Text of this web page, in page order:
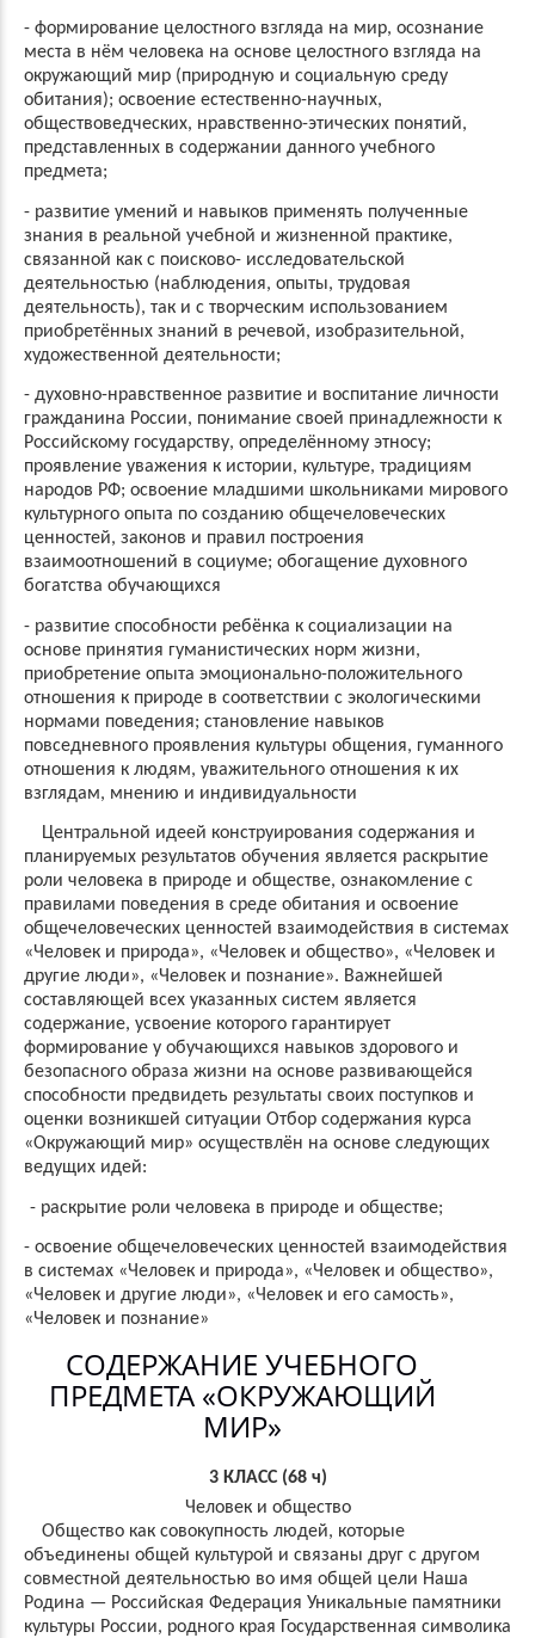
- формирование целостного взгляда на мир, осознание
места в нём человека на основе целостного взгляда на
окружающий мир (природную и социальную среду
обитания); освоение естественно-научных,
обществоведческих, нравственно-этических понятий,
представленных в содержании данного учебного
предмета;
- развитие умений и навыков применять полученные
знания в реальной учебной и жизненной практике,
связанной как с поисково- исследовательской
деятельностью (наблюдения, опыты, трудовая
деятельность), так и с творческим использованием
приобретённых знаний в речевой, изобразительной,
художественной деятельности;
- духовно-нравственное развитие и воспитание личности
гражданина России, понимание своей принадлежности к
Российскому государству, определённому этносу;
проявление уважения к истории, культуре, традициям
народов РФ; освоение младшими школьниками мирового
культурного опыта по созданию общечеловеческих
ценностей, законов и правил построения
взаимоотношений в социуме; обогащение духовного
богатства обучающихся
- развитие способности ребёнка к социализации на
основе принятия гуманистических норм жизни,
приобретение опыта эмоционально-положительного
отношения к природе в соответствии с экологическими
нормами поведения; становление навыков
повседневного проявления культуры общения, гуманного
отношения к людям, уважительного отношения к их
взглядам, мнению и индивидуальности
Центральной идеей конструирования содержания и
планируемых результатов обучения является раскрытие
роли человека в природе и обществе, ознакомление с
правилами поведения в среде обитания и освоение
общечеловеческих ценностей взаимодействия в системах
«Человек и природа», «Человек и общество», «Человек и
другие люди», «Человек и познание». Важнейшей
составляющей всех указанных систем является
содержание, усвоение которого гарантирует
формирование у обучающихся навыков здорового и
безопасного образа жизни на основе развивающейся
способности предвидеть результаты своих поступков и
оценки возникшей ситуации Отбор содержания курса
«Окружающий мир» осуществлён на основе следующих
ведущих идей:
- раскрытие роли человека в природе и обществе;
- освоение общечеловеческих ценностей взаимодействия
в системах «Человек и природа», «Человек и общество»,
«Человек и другие люди», «Человек и его самость»,
«Человек и познание»
СОДЕРЖАНИЕ УЧЕБНОГО
ПРЕДМЕТА «ОКРУЖАЮЩИЙ
МИР»
3 КЛАСС (68 ч)
Человек и общество
Общество как совокупность людей, которые
объединены общей культурой и связаны друг с другом
совместной деятельностью во имя общей цели Наша
Родина — Российская Федерация Уникальные памятники
культуры России, родного края Государственная символика